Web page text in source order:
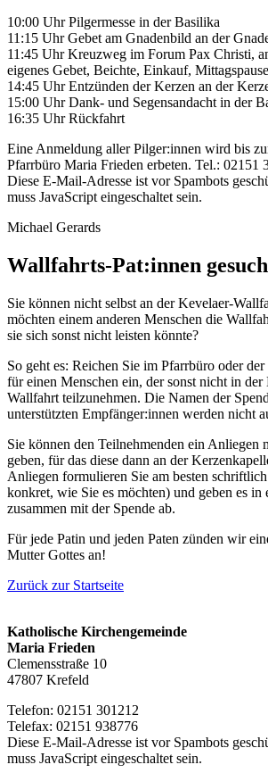
10:00 Uhr Pilgermesse in der Basilika
11:15 Uhr Gebet am Gnadenbild an der
11:45 Uhr Kreuzweg im Forum Pax Christi,
eigenes Gebet, Beichte, Einkauf,
14:45 Uhr Entzünden der Kerzen an der
15:00 Uhr Dank- und Segensandacht in der
16:35 Uhr Rückfahrt
Eine Anmeldung aller Pilger:innen wird bis
Pfarrbüro Maria Frieden erbeten. Tel.: 02151
Diese E-Mail-Adresse ist vor Spambots
muss JavaScript eingeschaltet sein.
Michael Gerards
Wallfahrts-Pat:innen
Sie können nicht selbst an der Kevelaer-
möchten einem anderen Menschen die
sie sich sonst nicht leisten könnte?
So geht es: Reichen Sie im Pfarrbüro oder
für einen Menschen ein, der sonst nicht in der
Wallfahrt teilzunehmen. Die Namen der
unterstützten Empfänger:innen werden nicht
Sie können den Teilnehmenden ein Anliegen
geben, für das diese dann an der
Anliegen formulieren Sie am besten
konkret, wie Sie es möchten) und geben es
zusammen mit der Spende ab.
Für jede Patin und jeden Paten zünden wir
Mutter Gottes an!
Zurück zur Startseite
Katholische Kirchengemeinde
Maria Frieden
Clemensstraße 10
47807 Krefeld
Telefon: 02151 301212
Telefax: 02151 938776
Diese E-Mail-Adresse ist vor Spambots
muss JavaScript eingeschaltet sein.